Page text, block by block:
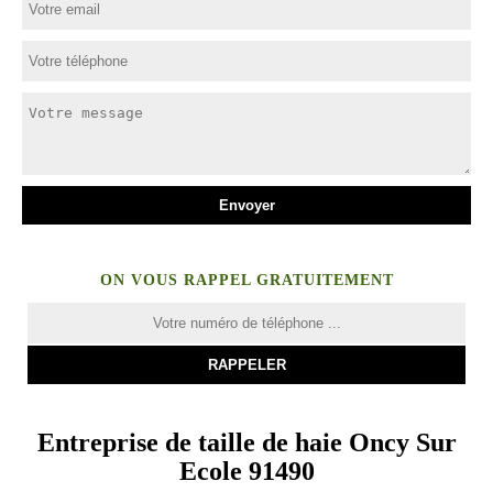
ON VOUS RAPPEL GRATUITEMENT
Entreprise de taille de haie Oncy Sur
Ecole 91490